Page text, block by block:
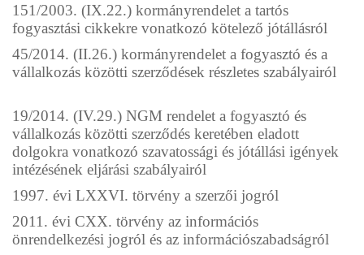
151/2003. (IX.22.) kormányrendelet a tartós
fogyasztási cikkekre vonatkozó kötelező jótállásról
45/2014. (II.26.) kormányrendelet a fogyasztó és a
vállalkozás közötti szerződések részletes szabályairól
19/2014. (IV.29.) NGM rendelet a fogyasztó és
vállalkozás közötti szerződés keretében eladott
dolgokra vonatkozó szavatossági és jótállási igények
intézésének eljárási szabályairól
1997. évi LXXVI. törvény a szerzői jogról
2011. évi CXX. törvény az információs
önrendelkezési jogról és az információszabadságról